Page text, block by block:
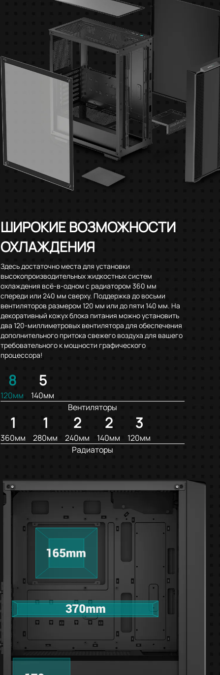
ШИРОКИЕ ВОЗМОЖНОСТИ
ОХЛАЖДЕНИЯ
Здесь достаточно места для установки
высокопроизводительных жидкостных систем
охлаждения всё-в-одном с радиатором 360 мм
спереди или 240 мм сверху. Поддержка до восьми
вентиляторов размером 120 мм или до пяти 140 мм. На
декоративный кожух блока питания можно установить
два 120-миллиметровых вентилятора для обеспечения
дополнительного притока свежего воздуха для вашего
требовательного к мощности графического
процессора!
8
120мм
5
140мм
Вентиляторы
1
360мм
1
280мм
2
240мм
2
140мм
3
120мм
Радиаторы